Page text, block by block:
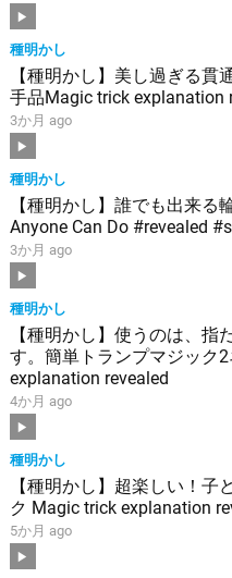
種明かし
【種明かし】美し過ぎる
手品Magic trick explanation
3か月 ago
種明かし
【種明かし】誰でも出来
Anyone Can Do #revealed
3か月 ago
種明かし
【種明かし】使うのは、
す。簡単トランプマジック
explanation revealed
4か月 ago
種明かし
【種明かし】超楽しい！子
ク Magic trick explanation
5か月 ago